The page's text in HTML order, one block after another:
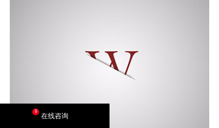
9
在线咨询